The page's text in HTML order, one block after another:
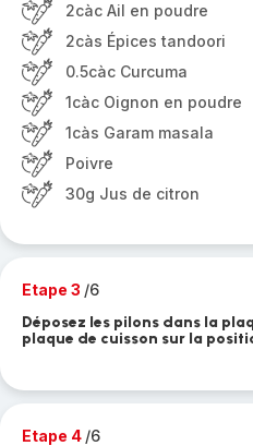
2càc Ail en poudre
2càs Épices tandoori
0.5càc Curcuma
1càc Oignon en poudre
1càs Garam masala
Poivre
30g Jus de citron
Etape 3 /6
Déposez les pilons dans la
plaque de cuisson sur la
Etape 4 /6